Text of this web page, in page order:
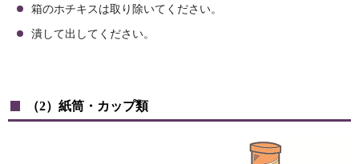
箱のホチキスは取り除いてください。
潰して出してください。
（2）紙筒・カップ類